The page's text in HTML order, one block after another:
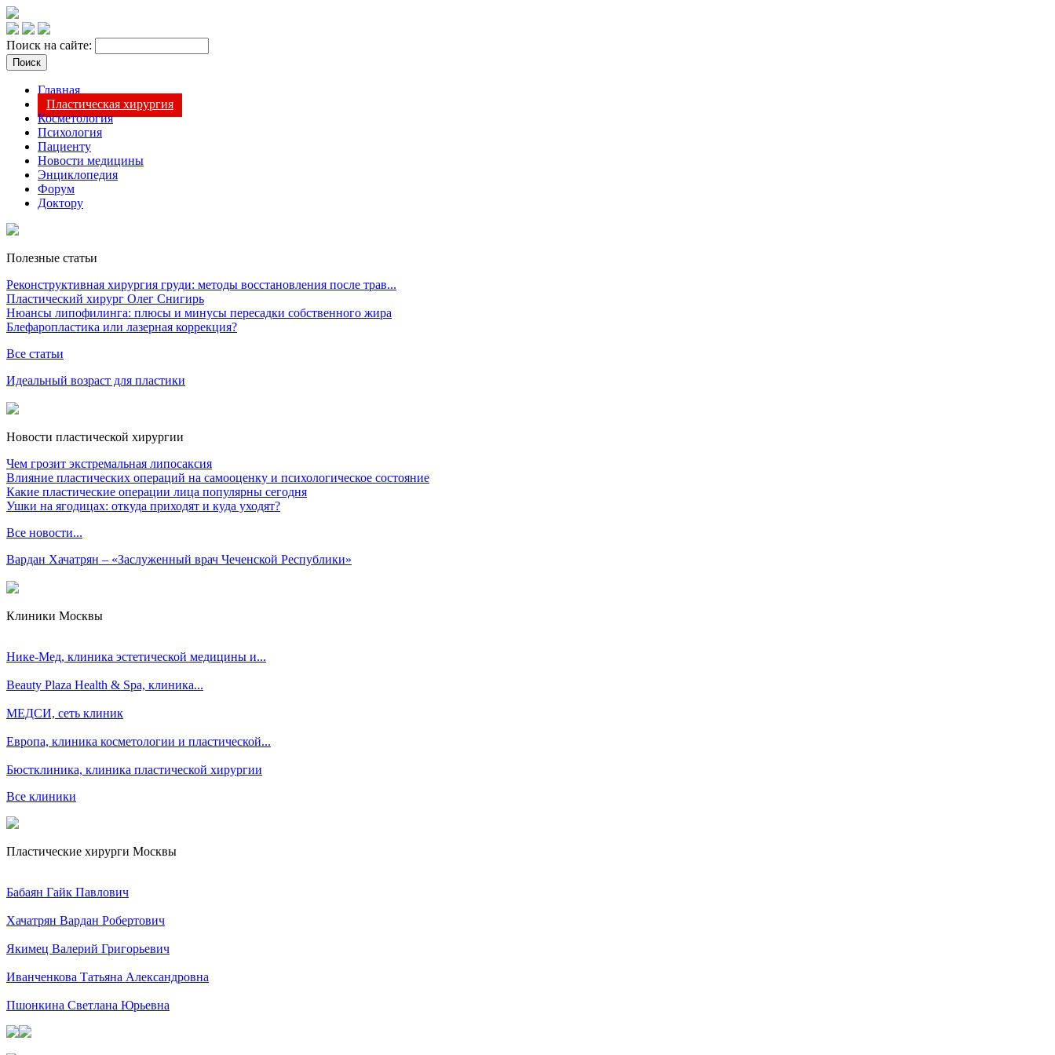
Поиск на сайте:
Главная
Пластическая хирургия
Косметология
Психология
Пациенту
Новости медицины
Энциклопедия
Форум
Доктору
Полезные статьи
Реконструктивная хирургия груди: методы восстановления после трав...
Пластический хирург Олег Снигирь
Нюансы липофилинга: плюсы и минусы пересадки собственного жира
Блефаропластика или лазерная коррекция?
Все статьи
Идеальный возраст для пластики
Новости пластической хирургии
Чем грозит экстремальная липосаксия
Влияние пластических операций на самооценку и психологическое состояние
Какие пластические операции лица популярны сегодня
Ушки на ягодицах: откуда приходят и куда уходят?
Все новости...
Вардан Хачатрян – «Заслуженный врач Чеченской Республики»
Клиники Москвы
Нике-Мед, клиника эстетической медицины и...
Beauty Plaza Health & Spa, клиника...
МЕДСИ, сеть клиник
Европа, клиника косметологии и пластической...
Бюстклиника, клиника пластической хирургии
Все клиники
Пластические хирурги Москвы
Бабаян Гайк Павлович
Хачатрян Вардан Робертович
Якимец Валерий Григорьевич
Иванченкова Татьяна Александровна
Пшонкина Светлана Юрьевна